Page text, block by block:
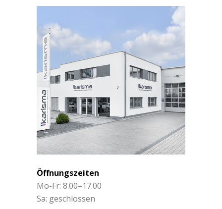
Öffnungszeiten
Mo-Fr: 8.00–17.00
Sa: geschlossen